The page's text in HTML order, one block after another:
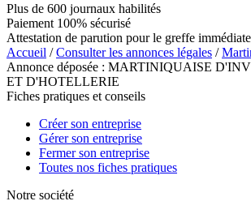
Plus de 600 journaux habilités
Paiement 100% sécurisé
Attestation de parution pour le greffe
Accueil /Consulter les annonces légales /
Annonce déposée : MARTINIQUAISE
ET D'HOTELLERIE
Fiches pratiques et conseils
Créer son entreprise
Gérer son entreprise
Fermer son entreprise
Toutes nos fiches pratiques
Notre société